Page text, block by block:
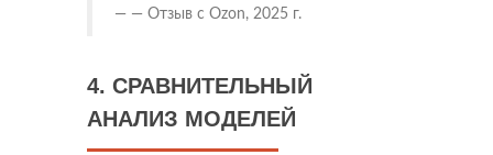
— Отзыв с Ozon, 2025 г.
4. СРАВНИТЕЛЬНЫЙ
АНАЛИЗ МОДЕЛЕЙ